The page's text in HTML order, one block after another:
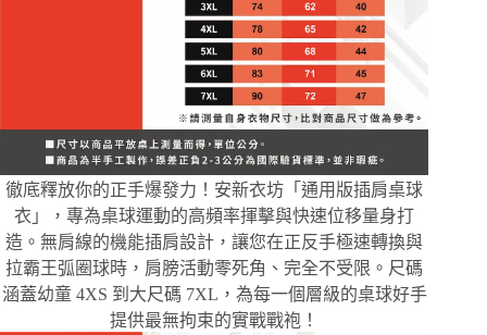
徹底釋放你的正手爆發力！安新衣坊「通用版插肩桌球
衣」，專為桌球運動的高頻率揮擊與快速位移量身打
造。無肩線的機能插肩設計，讓您在正反手極速轉換與
拉霸王弧圈球時，肩膀活動零死角、完全不受限。尺碼
涵蓋幼童 4XS 到大尺碼 7XL，為每一個層級的桌球好手
提供最無拘束的實戰戰袍！